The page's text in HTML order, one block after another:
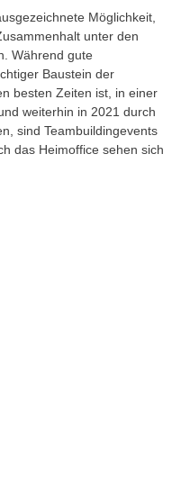
Möglichkeit,
unter den
Während gute
Baustein der
besten Zeiten ist, in einer
weiterhin in 2021 durch
sind Teambuildingevents
das Heimoffice sehen sich